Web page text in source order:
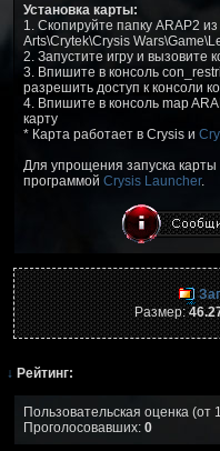
Установка карты:
1. Скопируйте папку ARAP2
Arts\Crytek\Crysis
2. Запустите игру и вызовите
3. Впишите в консоль
разрешить доступ к консоли
4. Впишите в консоль map
карту
* Карта работает в Crysis и
Для упрощения запуска
программой Crysis Launcher.
Размер:
↓ Рейтинг:
Пользовательская оценка (от
Проголосовавших: 0